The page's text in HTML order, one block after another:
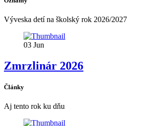
Výveska detí na školský rok 2026/2027
03 Jun
Zmrzlinár 2026
Články
Aj tento rok ku dňu